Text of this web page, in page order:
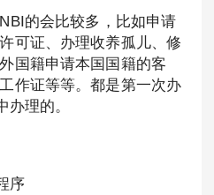
的会比较多，比如申请
可证、办理收养孤儿、修
国籍申请本国国籍的客
作证等等。都是第一次办
办理的。
序